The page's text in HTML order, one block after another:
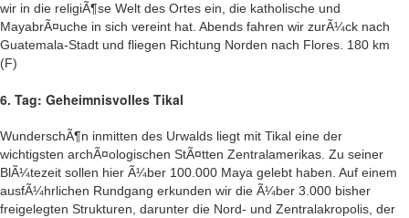
wir in die religiÃ¶se Welt des Ortes ein, die katholische und
MayabrÃ¤uche in sich vereint hat. Abends fahren wir zurÃ¼ck nach
Guatemala-Stadt und fliegen Richtung Norden nach Flores. 180 km
(F)
6. Tag: Geheimnisvolles Tikal
WunderschÃ¶n inmitten des Urwalds liegt mit Tikal eine der
wichtigsten archÃ¤ologischen StÃ¤tten Zentralamerikas. Zu seiner
BlÃ¼tezeit sollen hier Ã¼ber 100.000 Maya gelebt haben. Auf einem
ausfÃ¼hrlichen Rundgang erkunden wir die Ã¼ber 3.000 bisher
freigelegten Strukturen, darunter die Nord- und Zentralakropolis, der